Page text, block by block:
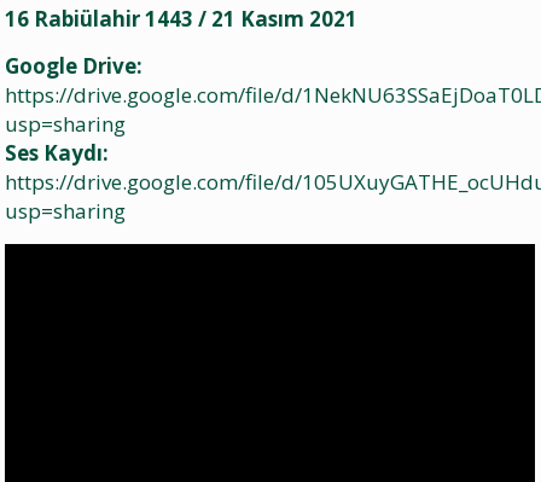
16 Rabiülahir 1443 / 21 Kasım 2021
Google Drive:
https://drive.google.com/file/d/
usp=sharing
Ses Kaydı:
https://drive.google.com/file/d/
usp=sharing